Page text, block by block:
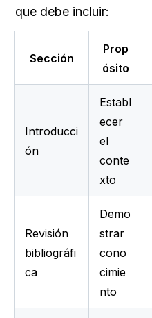
que debe incluir:
Sección
Prop
ósito
Introducci
ón
Establ
ecer
el
conte
xto
Revisión
bibliográfi
ca
Demo
strar
cono
cimie
nto